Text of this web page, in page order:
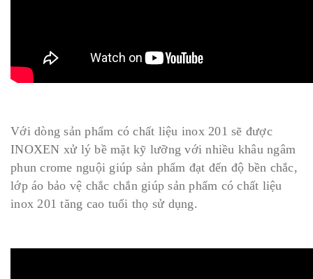
Với dòng sản phẩm có chất liệu inox 201 sẽ được
INOXEN xử lý bề mặt kỹ lưỡng với nhiều khâu ngâm
phun crome nguội giúp sản phẩm đạt đến độ bền chắc,
lớp áo bảo vệ chắc chắn giúp sản phẩm có chất liệu
inox 201 tăng cao tuổi thọ sử dụng.